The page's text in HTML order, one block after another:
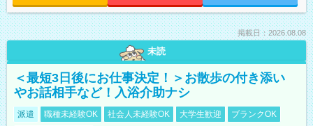
掲載日：2026.08.08
未読
＜最短3日後にお仕事決定！＞お散歩の付き添い
やお話相手など！入浴介助ナシ
派遣 職種未経験OK 社会人未経験OK 大学生歓迎
ブランクOK